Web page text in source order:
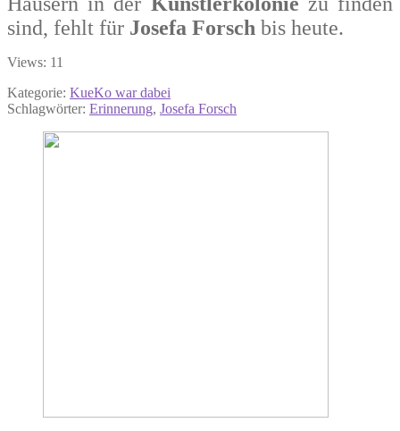
sind, fehlt für Josefa Forsch bis heute.
Views: 11
Kategorie: KueKo war dabei
Schlagwörter: Erinnerung, Josefa Forsch